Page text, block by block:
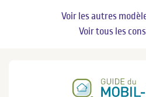
Voir les autres
Voir tous les